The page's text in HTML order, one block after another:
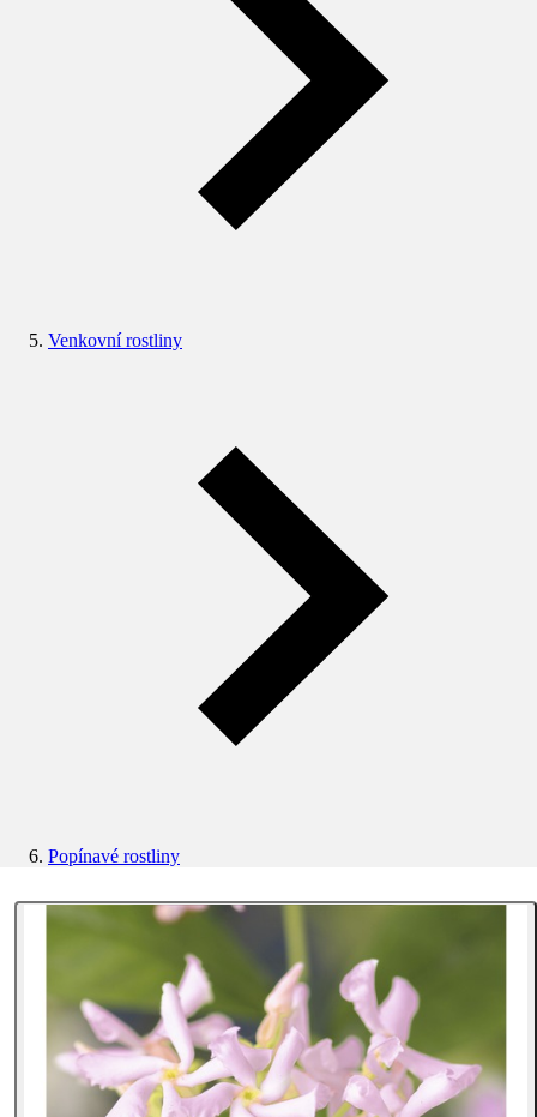
Venkovní rostliny
Popínavé rostliny